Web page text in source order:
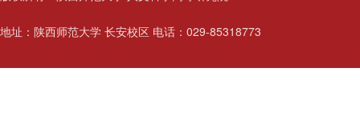
地址：陕西师范大学 长安校区 电话：029-85318773